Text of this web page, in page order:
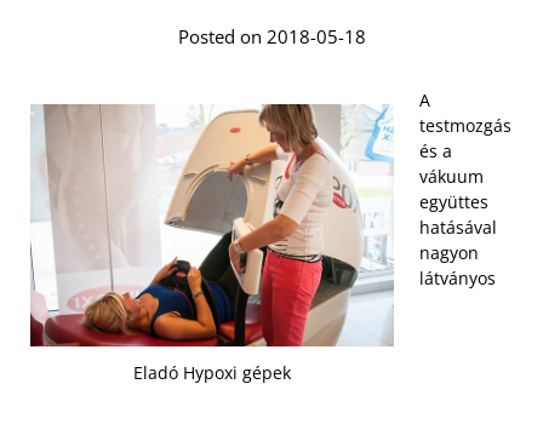
Posted on 2018-05-18
Eladó Hypoxi gépek
A
testmozgás
és a
vákuum
együttes
hatásával
nagyon
látványos